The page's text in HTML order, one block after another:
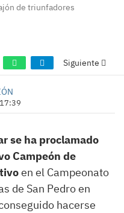
de triunfadores
Siguiente
se ha proclamado
Campeón de
en el Campeonato
de San Pedro en
hacerse